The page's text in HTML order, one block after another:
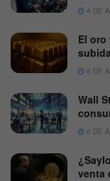
4 DE
El
6 DE
Wall
6 DE
venta